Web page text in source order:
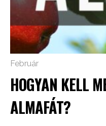
Február
HOGYAN KELL
ALMAFÁT?